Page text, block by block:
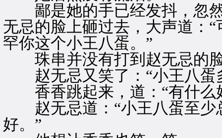
鄙是她的手已经发抖，忽然
无忌的脸上砸过去，大声道：
罕你这个小王八蛋。”
珠串并没有打到赵无忌的脸
赵无忌又笑了：“小王八蛋
香香跳起来，道：“有什么
赵无忌道：“小王八蛋至少
好。”